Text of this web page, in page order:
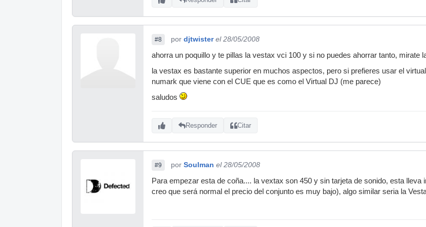
A cuánto la tenían!?!?!
#8 por djtwister el 28/05/2008
ahorra un poquillo y te pillas la vestax vci 100 y si no puedes ahorrar tanto, mirate
la vestax es bastante superior en muchos aspectos, pero si prefieres usar el
numark que viene con el CUE que es como el Virtual DJ (me parece)
saludos
Responder Citar
#9 por Soulman el 28/05/2008
Para empezar esta de coña.... la vextax son 450 y sin tarjeta de sonido, esta lleva
creo que será normal el precio del conjunto es muy bajo), algo similar seria la